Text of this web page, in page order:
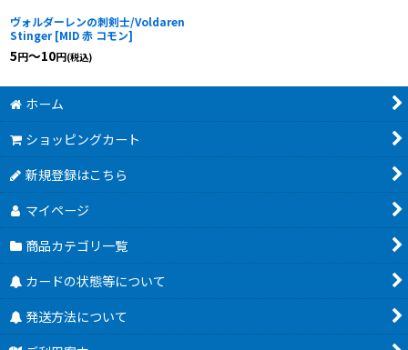
ヴォルダーレンの刺剣士/Voldaren
Stinger [MID 赤 コモン]
5円～10円(税込)
ホーム
ショッピングカート
新規登録はこちら
マイページ
商品カテゴリ一覧
カードの状態等について
発送方法について